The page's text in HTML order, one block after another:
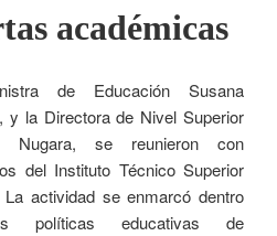
académicas
de Educación Susana
y la Directora de Nivel Superior
Nugara, se reunieron con
del Instituto Técnico Superior
La actividad se enmarcó dentro
políticas educativas de